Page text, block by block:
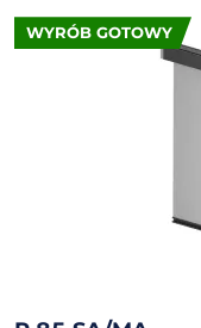
WYRÓB GOTOWY